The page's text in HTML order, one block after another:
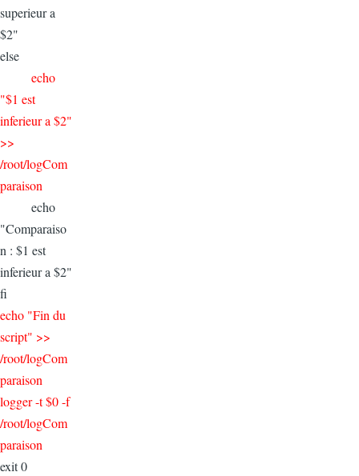
superieur a
$2"
else
echo
"$1 est
inferieur a $2"
>>
/root/logCom
paraison
echo
"Comparaiso
n : $1 est
inferieur a $2"
fi
echo "Fin du
script" >>
/root/logCom
paraison
logger -t $0 -f
/root/logCom
paraison
exit 0